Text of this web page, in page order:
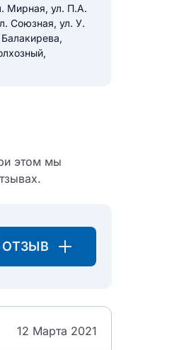
Мирная, ул. П.А.
Союзная, ул. У.
этом мы
12 Марта 2021